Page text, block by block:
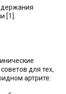
[1].
для тех,
артрите: